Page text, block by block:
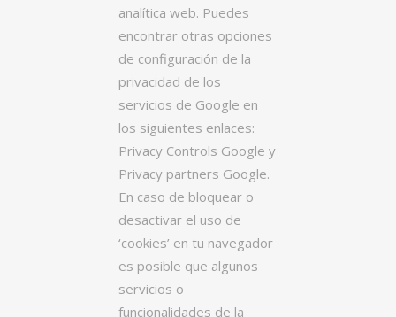
analítica web. Puedes
encontrar otras opciones
de configuración de la
privacidad de los
servicios de Google en
los siguientes enlaces:
Privacy Controls Google y
Privacy partners Google.
En caso de bloquear o
desactivar el uso de
‘cookies’ en tu navegador
es posible que algunos
servicios o
funcionalidades de la